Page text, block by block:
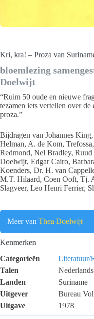
Kri, kra! – Proza van
bloemlezing
Doelwijt
“Ruim 50 oude en nieuwe
tezamen iets vertellen over de
proza.”
Bijdragen van Johannes
Helman, A. de Kom,
Redmond, Nel Bradley,
Doelwijt, Edgar Cairo,
Koenders, Dr. H. van
M.T. Hilaard, Coen Ooft, Tj.
Slagveer, Leo Henri Ferrier,
Meer van Thea Doelwijt
Kenmerken
Categorieën
Literatuur/
Talen
Nederlands
Landen
Suriname
Uitgever
Bureau
Uitgave
1978